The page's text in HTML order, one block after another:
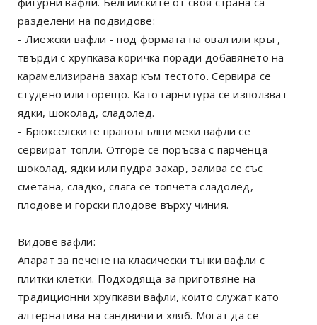
разделени на подвидове:
- Лиежски вафли - под формата на овал или кръг,
твърди с хрупкава коричка поради добавянето на
карамелизирана захар към тестото. Сервира се
студено или горещо. Като гарнитура се използват
ядки, шоколад, сладолед.
- Брюкселските правоъгълни меки вафли се
сервират топли. Отгоре се поръсва с парченца
шоколад, ядки или пудра захар, залива се със
сметана, сладко, слага се топчета сладолед,
плодове и горски плодове върху чиния.
Видове вафли:
Апарат за печене на класически тънки вафли с
плитки клетки. Подходяща за приготвяне на
традиционни хрупкави вафли, които служат като
алтернатива на сандвичи и хляб. Могат да се